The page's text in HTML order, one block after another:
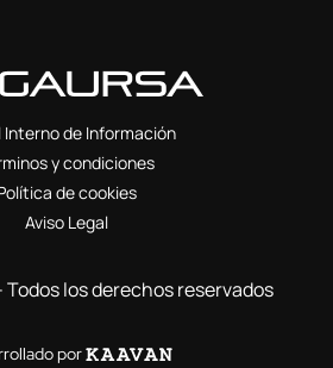
Interno de Información
y condiciones
de cookies
Aviso Legal
los derechos reservados
por